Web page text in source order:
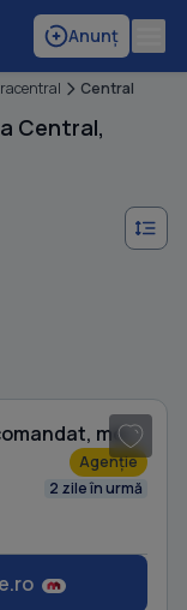
Anunț
Central
Central,
Apartament cu 4 camere semidecomandat, mobilat în Central
Agenție
2 zile în urmă